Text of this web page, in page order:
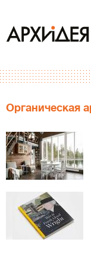
Органическая